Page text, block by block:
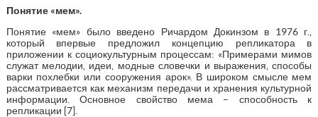
Понятие «мем».
Понятие «мем» было введено Ричардом Докинзом в 1976 г.,
который впервые предложил концепцию репликатора в
приложении к социокультурным процессам: «Примерами мимов
служат мелодии, идеи, модные словечки и выражения, способы
варки похлебки или сооружения арок». В широком смысле мем
рассматривается как механизм передачи и хранения культурной
информации. Основное свойство мема – способность к
репликации [7].